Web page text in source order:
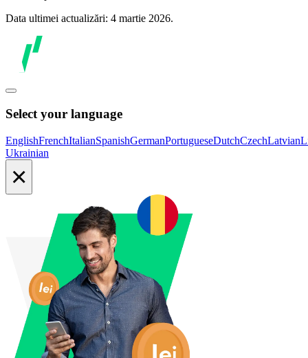
Data ultimei actualizări: 4 martie 2026.
Select your language
EnglishFrenchItalianSpanishGermanPortugueseDutchCzechLatvian
Ukrainian
×